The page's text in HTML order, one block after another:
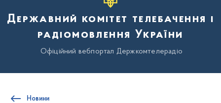
Державний комітет телебачення і
радіомовлення України
Офіційний вебпортал Держкомтелерадіо
Новини